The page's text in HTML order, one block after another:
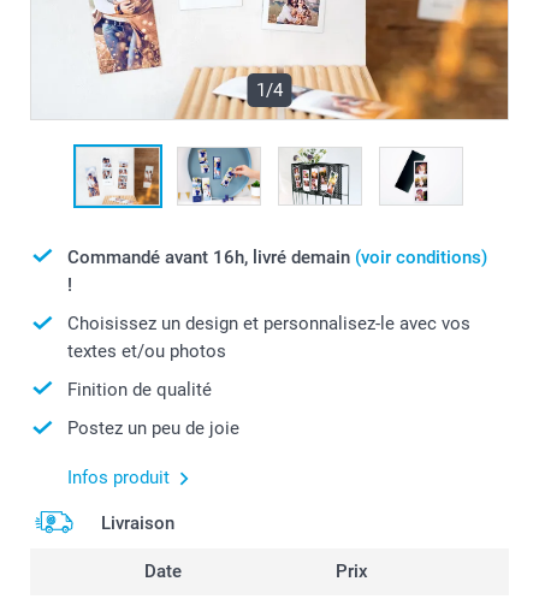
1/4
Commandé avant 16h, livré demain (voir conditions)
!
Choisissez un design et personnalisez-le avec vos
textes et/ou photos
Finition de qualité
Postez un peu de joie
Infos produit
Livraison
Date Prix